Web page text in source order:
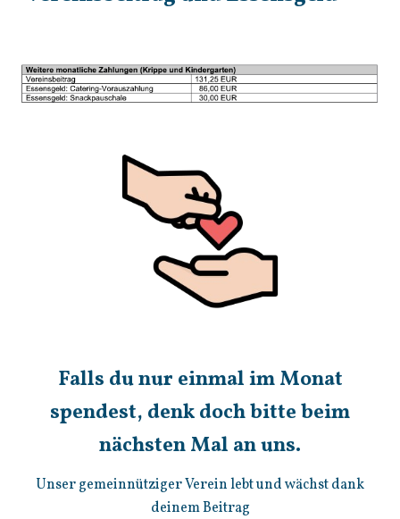
Falls du nur einmal im Monat
spendest, denk doch bitte beim
nächsten Mal an uns.
Unser gemeinnütziger Verein lebt und wächst dank
deinem Beitrag